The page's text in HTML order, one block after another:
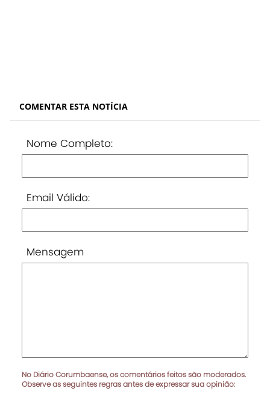
COMENTAR ESTA NOTÍCIA
Nome Completo:
Email Válido:
Mensagem
No Diário Corumbaense, os comentários feitos são moderados.
Observe as seguintes regras antes de expressar sua opinião: